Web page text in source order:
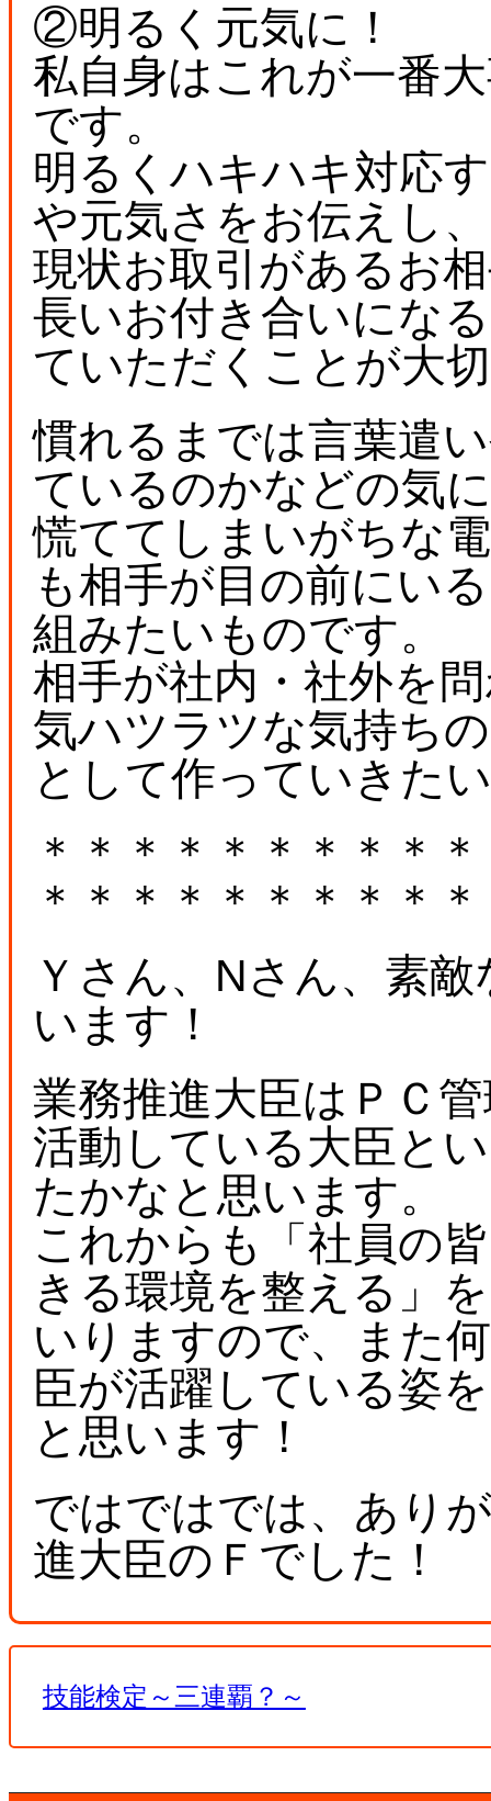
②明るく元気に！
私自身はこれが一番
です。
明るくハキハキ対応
や元気さをお伝えし、
現状お取引があるお
長いお付き合いにな
ていただくことが大
慣れるまでは言葉遣
ているのかなどの気
慌ててしまいがちな
も相手が目の前にい
組みたいものです。
相手が社内・社外を
気ハツラツな気持ち
として作っていきた
＊＊＊＊＊＊＊＊＊
＊＊＊＊＊＊＊＊＊
Ｙさん、Nさん、素
います！
業務推進大臣はＰＣ
活動している大臣と
たかなと思います。
これからも「社員の
きる環境を整える」
いりますので、また
臣が活躍している姿
と思います！
ではではでは、あり
進大臣のＦでした！
技能検定～三連覇？～